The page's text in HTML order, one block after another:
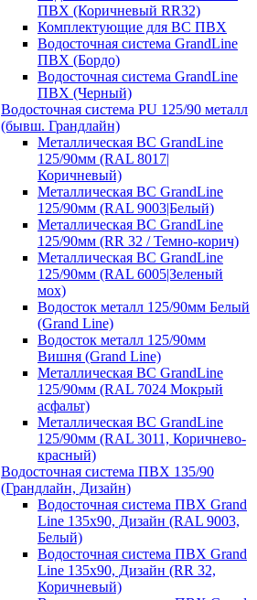
ПВХ (Коричневый RR32)
Комплектующие для ВС ПВХ
Водосточная система GrandLine
ПВХ (Бордо)
Водосточная система GrandLine
ПВХ (Черный)
Водосточная система PU 125/90 металл
(бывш. Грандлайн)
Металлическая ВС GrandLine
125/90мм (RAL 8017|
Коричневый)
Металлическая ВС GrandLine
125/90мм (RAL 9003|Белый)
Металлическая ВС GrandLine
125/90мм (RR 32 / Темно-корич)
Металлическая ВС GrandLine
125/90мм (RAL 6005|Зеленый
мох)
Водосток металл 125/90мм Белый
(Grand Line)
Водосток металл 125/90мм
Вишня (Grand Line)
Металлическая ВС GrandLine
125/90мм (RAL 7024 Мокрый
асфальт)
Металлическая ВС GrandLine
125/90мм (RAL 3011, Коричнево-
красный)
Водосточная система ПВХ 135/90
(Грандлайн, Дизайн)
Водосточная система ПВХ Grand
Line 135х90, Дизайн (RAL 9003,
Белый)
Водосточная система ПВХ Grand
Line 135х90, Дизайн (RR 32,
Коричневый)